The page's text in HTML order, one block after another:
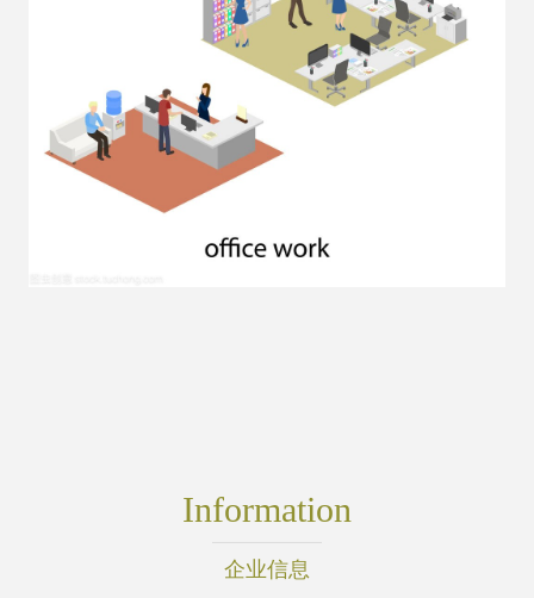
Information
企业信息